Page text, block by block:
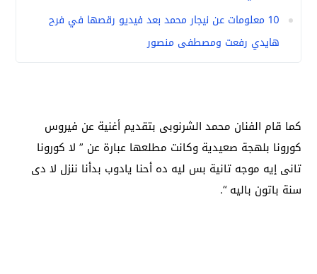
10 معلومات عن نيجار محمد بعد فيديو رقصها في فرح
هايدي رفعت ومصطفى منصور
كما قام الفنان محمد الشرنوبى بتقديم أغنية عن فيروس
كورونا بلهجة صعيدية وكانت مطلعها عبارة عن ” لا كورونا
تانى إيه موجه تانية بس ليه ده أحنا يادوب بدأنا ننزل لا دى
سنة باتون باليه “.